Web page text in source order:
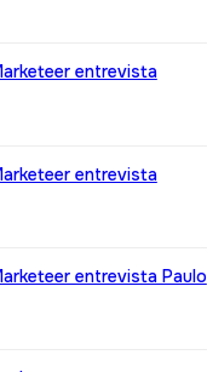
entrevista
entrevista
entrevista Paulo